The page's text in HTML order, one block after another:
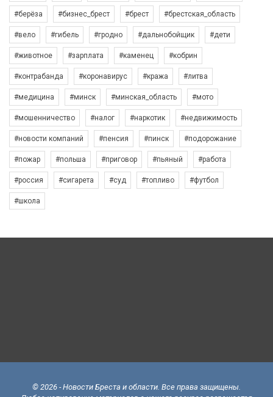
#берёза #бизнес_брест #брест #брестская_область
#вело #гибель #гродно #дальнобойщик #дети
#животное #зарплата #каменец #кобрин
#контрабанда #коронавирус #кража #литва
#медицина #минск #минская_область #мото
#мошенничество #налог #наркотик #недвижимость
#новости компаний #пенсия #пинск #подорожание
#пожар #польша #приговор #пьяный #работа
#россия #сигарета #суд #топливо #футбол
#школа
© 2026 - Новости Бреста и области. Все права защищены.